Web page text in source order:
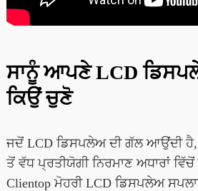
ਸਾਨੂੰ ਆਪਣੇ LCD
ਕਿਉਂ ਚੁਣੋ
ਜਦੋਂ LCD ਡਿਸਪਲੇਅ ਦੀ ਗੱਲ ਆਉਂਦੀ
ਤੋਂ ਵੱਧ ਪ੍ਰਤੀਯੋਗੀ ਨਿਰਮਾਣ ਅਧਾਰਾਂ
Clientop ਮੋਹਰੀ LCD ਡਿਸਪਲੇਅ